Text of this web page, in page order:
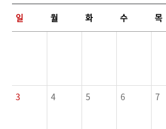
일정달력에 대한 표로 일, 월, 화, 수, 목, 금, 토에 관련된 내용입니다.
일
월 화 수 목
3 4 5 6 7